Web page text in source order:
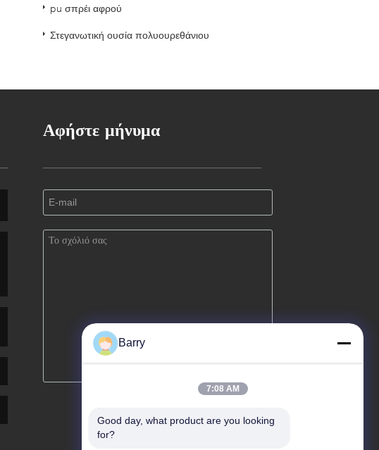
pu σπρέι αφρού
Στεγανωτική ουσία πολυουρεθάνιου
Αφήστε μήνυμα
Barry
7:08 AM
Good day, what product are you looking
for?